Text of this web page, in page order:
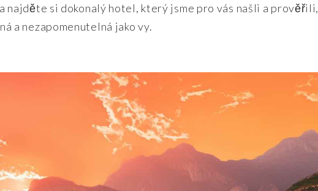
najděte si dokonalý hotel, který jsme pro vás našli a prověřili,
a nezapomenutelná jako vy.